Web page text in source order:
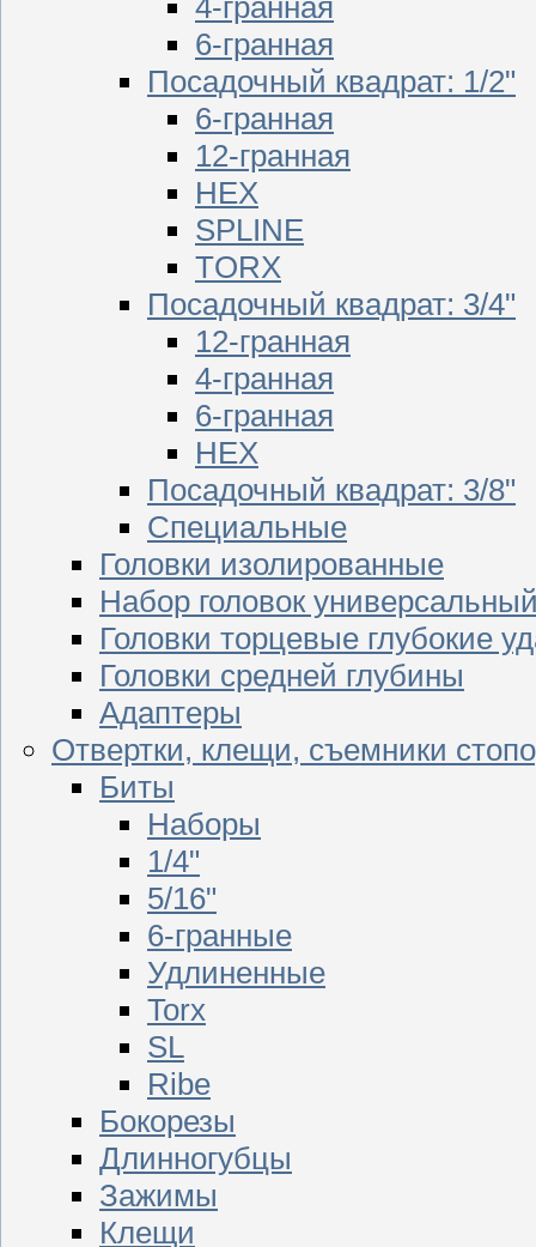
6-гранная
Посадочный квадрат: 1/2"
6-гранная
12-гранная
HEX
SPLINE
TORX
Посадочный квадрат: 3/4"
12-гранная
4-гранная
6-гранная
HEX
Посадочный квадрат: 3/8"
Специальные
Головки изолированные
Набор головок
Головки торцевые глубокие
Головки средней глубины
Адаптеры
Отвертки, клещи, съемники
Биты
Наборы
1/4"
5/16"
6-гранные
Удлиненные
Torx
SL
Ribe
Бокорезы
Длинногубцы
Зажимы
Клещи